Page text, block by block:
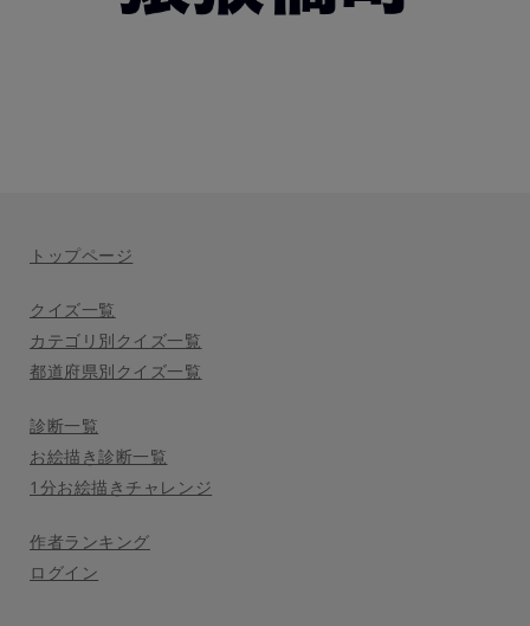
トップページ
クイズ一覧
カテゴリ別クイズ一覧
都道府県別クイズ一覧
診断一覧
お絵描き診断一覧
1分お絵描きチャレンジ
作者ランキング
ログイン